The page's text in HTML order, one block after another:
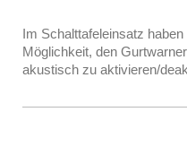
Im Schalttafeleinsatz
Möglichkeit, den
akustisch zu aktivieren/